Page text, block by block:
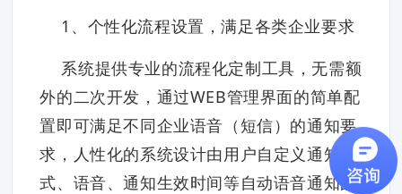
1、个性化流程设置，满足各类企业要求
系统提供专业的流程化定制工具，无需额
外的二次开发，通过WEB管理界面的简单配
置即可满足不同企业语音（短信）的通知要
求，人性化的系统设计由用户自定义通知方
式、语音、通知生效时间等自动语音通知的